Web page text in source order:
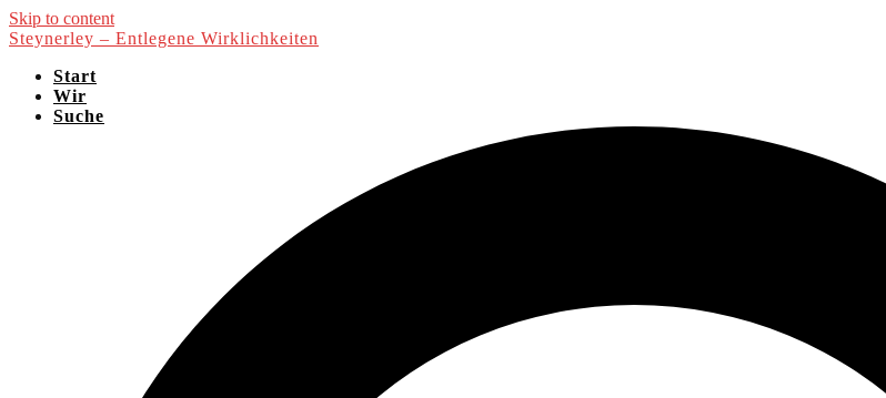
Skip to content
Steynerley – Entlegene Wirklichkeiten
Start
Wir
Suche